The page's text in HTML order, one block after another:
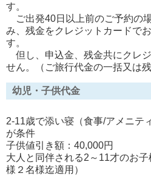
す。
ご出発40日以上前のご予約の
み、残金をクレジットカードで
す。
但し、申込金、残金共にクレ
せん。（ご旅行代金の一括又は
幼児・子供代金
2-11歳で添い寝（食事/アメニテ
が条件
子供値引き額：40,000円
大人と同伴される2～11才のお
様２名様迄適用）